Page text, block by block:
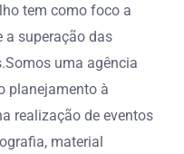
tem como foco a
a superação das
uma agência
planejamento à
realização de eventos
material